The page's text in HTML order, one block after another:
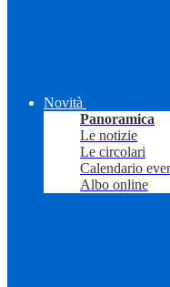
Novità
Panoramica
Le notizie
Le circolari
Calendario
Albo online